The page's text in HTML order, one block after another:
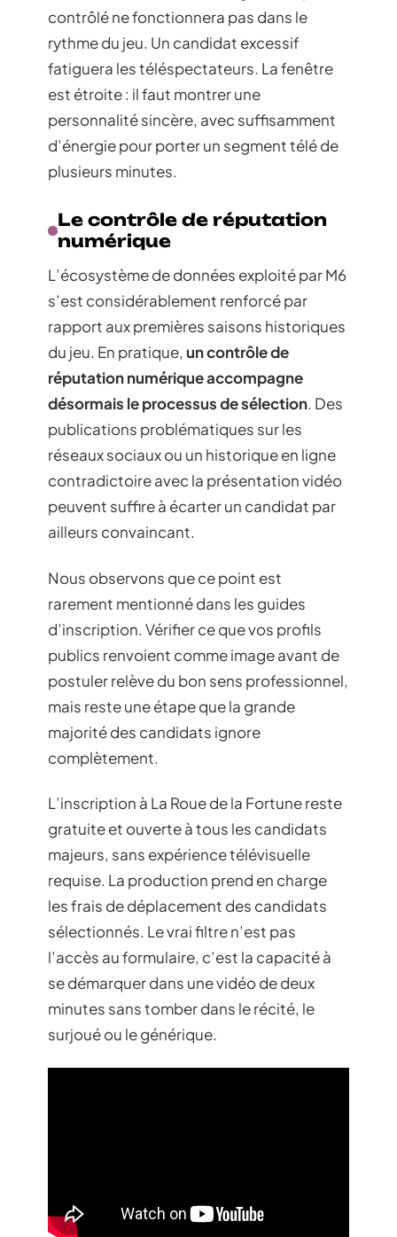
contrôlé ne fonctionnera pas dans le
rythme du jeu. Un candidat excessif
fatiguera les téléspectateurs. La fenêtre
est étroite : il faut montrer une
personnalité sincère, avec suffisamment
d’énergie pour porter un segment télé de
plusieurs minutes.
Le contrôle de réputation
numérique
L’écosystème de données exploité par M6
s’est considérablement renforcé par
rapport aux premières saisons historiques
du jeu. En pratique, un contrôle de
réputation numérique accompagne
désormais le processus de sélection. Des
publications problématiques sur les
réseaux sociaux ou un historique en ligne
contradictoire avec la présentation vidéo
peuvent suffire à écarter un candidat par
ailleurs convaincant.
Nous observons que ce point est
rarement mentionné dans les guides
d’inscription. Vérifier ce que vos profils
publics renvoient comme image avant de
postuler relève du bon sens professionnel,
mais reste une étape que la grande
majorité des candidats ignore
complètement.
L’inscription à La Roue de la Fortune reste
gratuite et ouverte à tous les candidats
majeurs, sans expérience télévisuelle
requise. La production prend en charge
les frais de déplacement des candidats
sélectionnés. Le vrai filtre n’est pas
l’accès au formulaire, c’est la capacité à
se démarquer dans une vidéo de deux
minutes sans tomber dans le récité, le
surjoué ou le générique.